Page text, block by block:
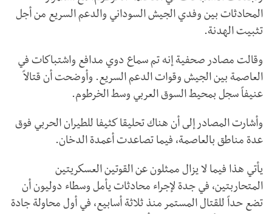
المحادثات بين وفدي الجيش السوداني والدعم السريع من أجل
تثبيت الهدنة.
وقالت مصادر صحفية إنه تم سماع دوي مدافع واشتباكات في
العاصمة بين الجيش وقوات الدعم السريع. وأوضحت أن قتالاً
عنيفاً سجل بمحيط السوق العربي وسط الخرطوم.
وأشارت المصادر إلى أن هناك تحليقا كثيفا للطيران الحربي فوق
عدة مناطق بالعاصمة، فيما تصاعدت أعمدة الدخان.
يأتي هذا فيما لا يزال ممثلون عن القوتين العسكريتين
المتحاربتين، في جدة لإجراء محادثات يأمل وسطاء دوليون أن
تضع حداً للقتال المستمر منذ ثلاثة أسابيع، في أول محاولة جادة